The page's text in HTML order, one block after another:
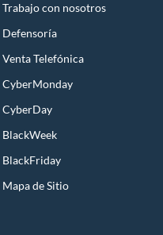
Trabajo con nosotros
Defensoría
Venta Telefónica
CyberMonday
CyberDay
BlackWeek
BlackFriday
Mapa de Sitio